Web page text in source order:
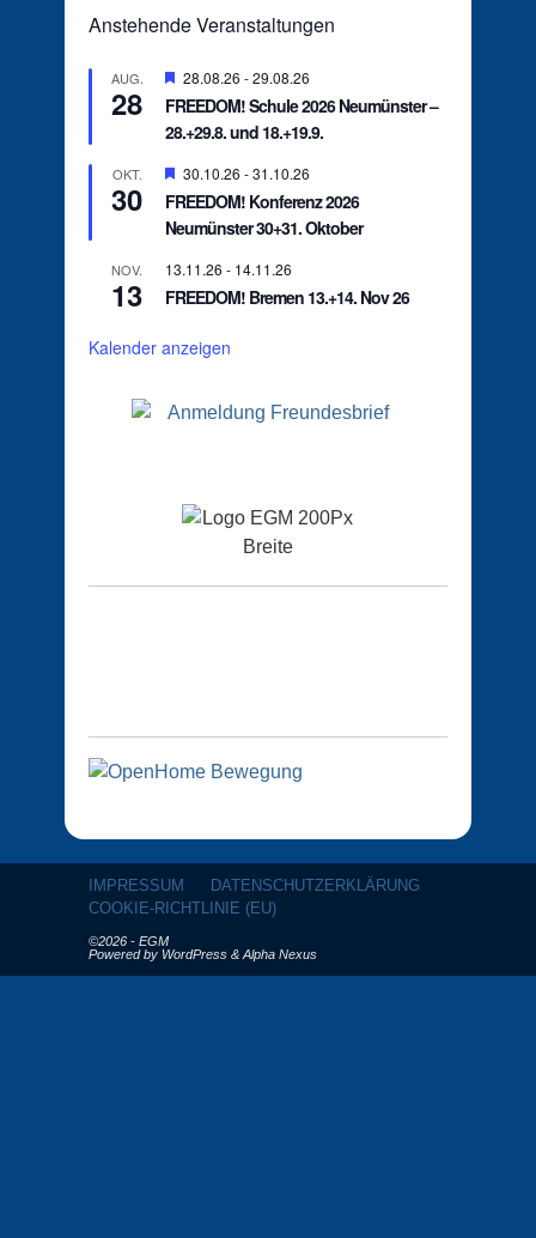
Anstehende Veranstaltungen
AUG.
28
Hervorgehoben
28.08.26 -29.08.26
FREEDOM! Schule 2026 Neumünster –
28.+29.8. und 18.+19.9.
OKT.
30
Hervorgehoben
30.10.26 -31.10.26
FREEDOM! Konferenz 2026
Neumünster 30+31. Oktober
NOV.
13
13.11.26 - 14.11.26
FREEDOM! Bremen 13.+14. Nov 26
Kalender anzeigen
IMPRESSUM
DATENSCHUTZERKLÄRUNG
COOKIE-RICHTLINIE (EU)
©2026 - EGM
Powered by WordPress & Alpha Nexus